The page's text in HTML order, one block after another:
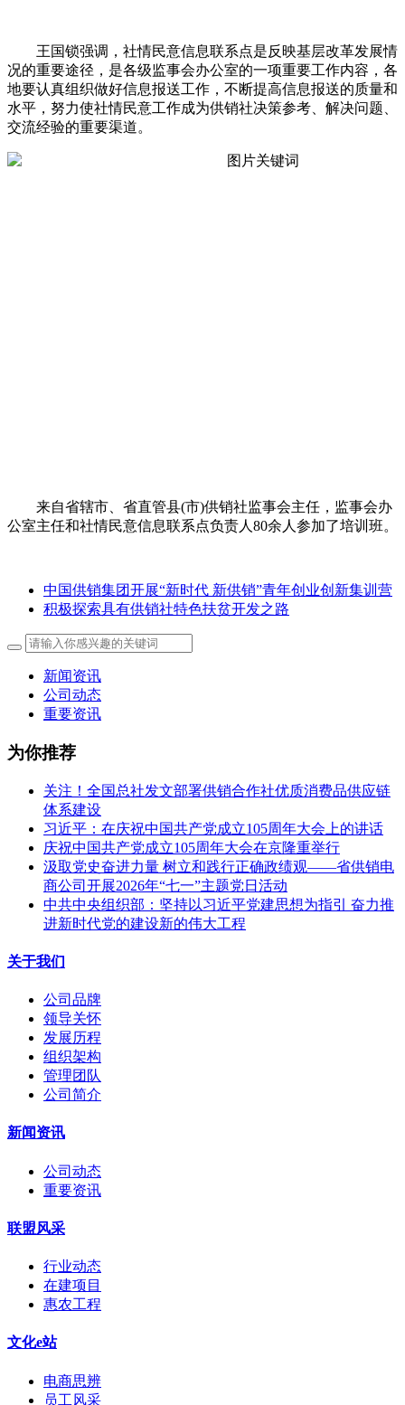
王国锁强调，社情民意信息联系点是反映基层改革发展情
况的重要途径，是各级监事会办公室的一项重要工作内容，各
地要认真组织做好信息报送工作，不断提高信息报送的质量和
水平，努力使社情民意工作成为供销社决策参考、解决问题、
交流经验的重要渠道。
来自省辖市、省直管县(市)供销社监事会主任，监事会办
公室主任和社情民意信息联系点负责人80余人参加了培训班。
中国供销集团开展“新时代 新供销”青年创业创新集训营
积极探索具有供销社特色扶贫开发之路
新闻资讯
公司动态
重要资讯
为你推荐
关注！全国总社发文部署供销合作社优质消费品供应链
体系建设
习近平：在庆祝中国共产党成立105周年大会上的讲话
庆祝中国共产党成立105周年大会在京隆重举行
汲取党史奋进力量 树立和践行正确政绩观——省供销电
商公司开展2026年“七一”主题党日活动
中共中央组织部：坚持以习近平党建思想为指引 奋力推
进新时代党的建设新的伟大工程
关于我们
公司品牌
领导关怀
发展历程
组织架构
管理团队
公司简介
新闻资讯
公司动态
重要资讯
联盟风采
行业动态
在建项目
惠农工程
文化e站
电商思辨
员工风采